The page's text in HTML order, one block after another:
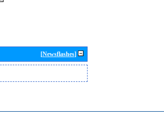
[Newsflashes]